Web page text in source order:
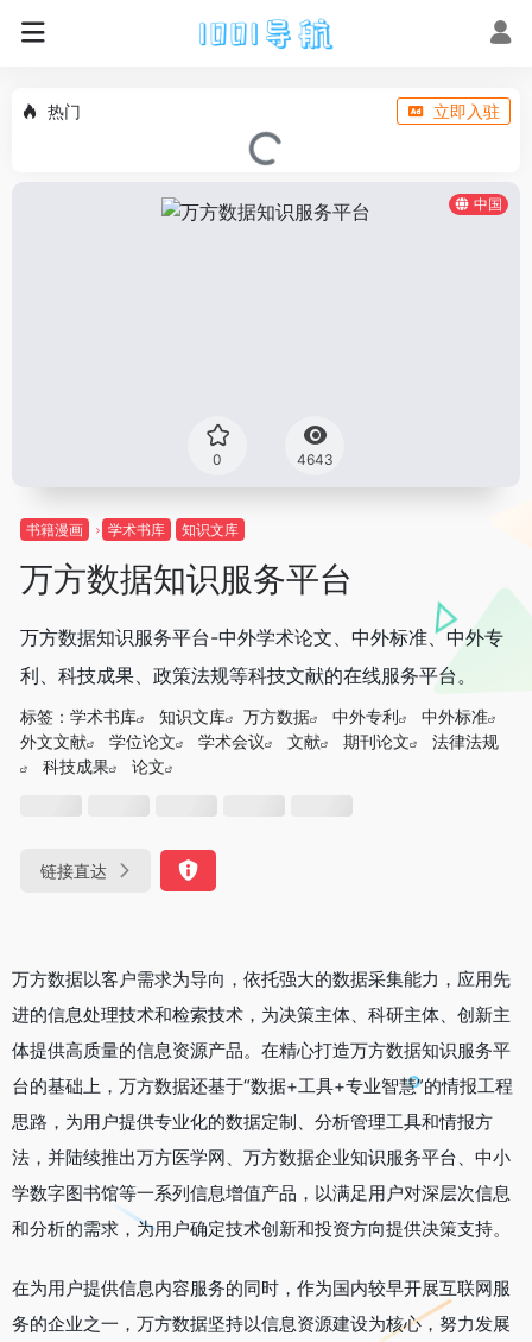
热门 立即入驻
中国
0 4643
书籍漫画 学术书库 知识文库
万方数据知识服务平台
万方数据知识服务平台-中外学术论文、中外标准、中外专
利、科技成果、政策法规等科技文献的在线服务平台。
标签： 学术书库 知识文库 万方数据 中外专利
中外标准
外文文献
学位论文 学术会议 文献 期刊论文
法律法规
科技成果
论文
链接直达
万方数据以客户需求为导向，依托强大的数据采集能力，应用先
进的信息处理技术和检索技术，为决策主体、科研主体、创新主
体提供高质量的信息资源产品。在精心打造万方数据知识服务平
台的基础上，万方数据还基于“数据+工具+专业智慧”的情报工程
思路，为用户提供专业化的数据定制、分析管理工具和情报方
法，并陆续推出万方医学网、万方数据企业知识服务平台、中小
学数字图书馆等一系列信息增值产品，以满足用户对深层次信息
和分析的需求，为用户确定技术创新和投资方向提供决策支持。
在为用户提供信息内容服务的同时，作为国内较早开展互联网服
务的企业之一，万方数据坚持以信息资源建设为核心，努力发展